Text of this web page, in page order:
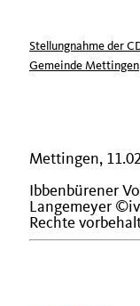
Stellungnahme der
Gemeinde Mettingen
Mettingen,
Ibbenbürener
Langemeyer
Rechte